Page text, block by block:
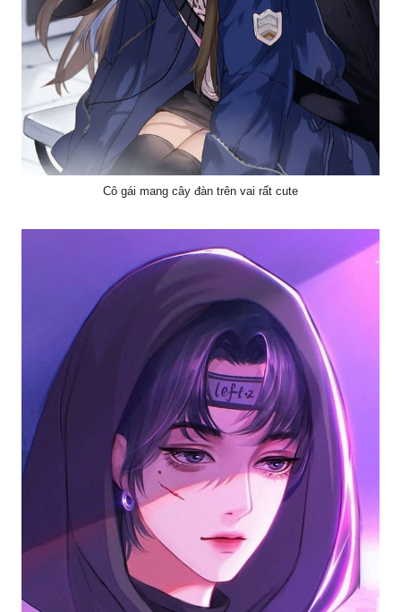
Cô gái mang cây đàn trên vai rất cute